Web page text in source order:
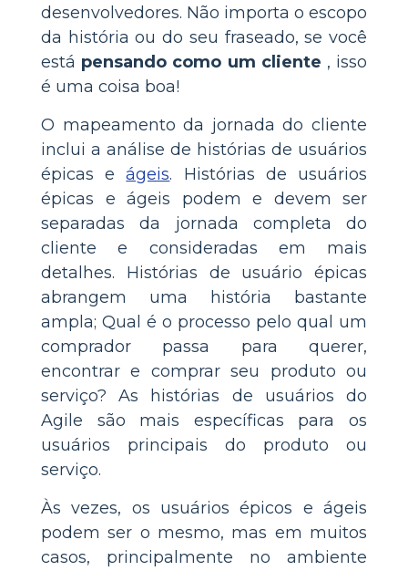
desenvolvedores. Não importa o escopo
da história ou do seu fraseado, se você
está pensando como um cliente , isso
é uma coisa boa!
O mapeamento da jornada do cliente
inclui a análise de histórias de usuários
épicas eágeis. Histórias de usuários
épicas e ágeis podem e devem ser
separadas da jornada completa do
cliente e consideradas em mais
detalhes. Histórias de usuário épicas
abrangem uma história bastante
ampla; Qual é o processo pelo qual um
comprador passa para querer,
encontrar e comprar seu produto ou
serviço? As histórias de usuários do
Agile são mais específicas para os
usuários principais do produto ou
serviço.
Às vezes, os usuários épicos e ágeis
podem ser o mesmo, mas em muitos
casos, principalmente no ambiente